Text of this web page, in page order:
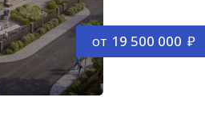
от 19 500 000